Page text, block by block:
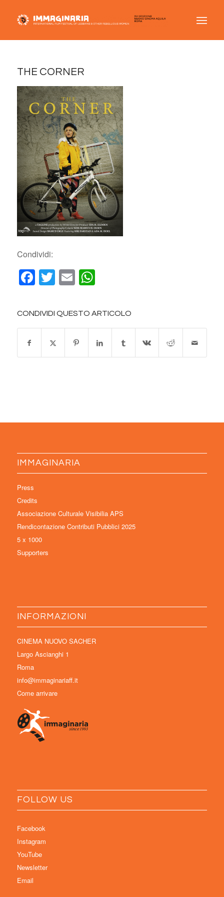
THE CORNER
Condividi:
Facebook
Twitter
EmailWhatsApp
CONDIVIDI QUESTO ARTICOLO
IMMAGINARIA
Press
Credits
Associazione Culturale Visibilia APS
Rendicontazione Contributi Pubblici 2025
5 x 1000
Supporters
INFORMAZIONI
CINEMA NUOVO SACHER
Largo Ascianghi 1
Roma
info@immaginariaff.it
Come arrivare
FOLLOW US
Facebook
Instagram
YouTube
Newsletter
Email